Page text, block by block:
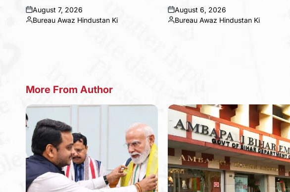
on
August 7, 2026
Posted
Bureau Awaz Hindustan Ki
on
August 6, 2026
Posted
Bureau Awaz Hindustan Ki
More From Author